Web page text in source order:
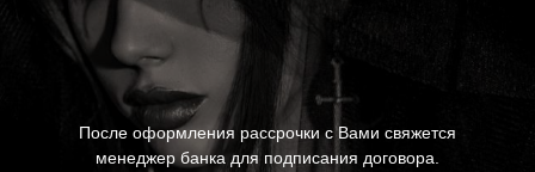
После оформления рассрочки с Вами свяжется
менеджер банка для подписания договора.